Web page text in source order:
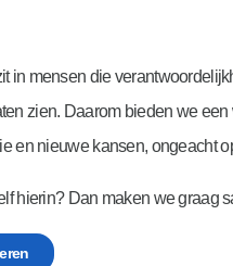
in mensen die
zien. Daarom bieden we
en nieuwe kansen, ongeacht
hierin? Dan maken we graag